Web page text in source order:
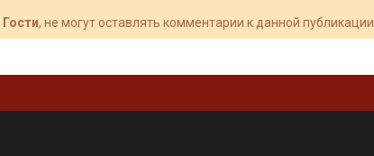
Гости, не могут оставлять комментарии к данной публикации.